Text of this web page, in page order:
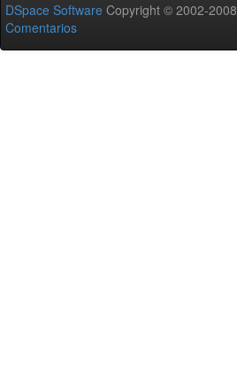
DSpace Software Copyright © 2002-2008
Comentarios